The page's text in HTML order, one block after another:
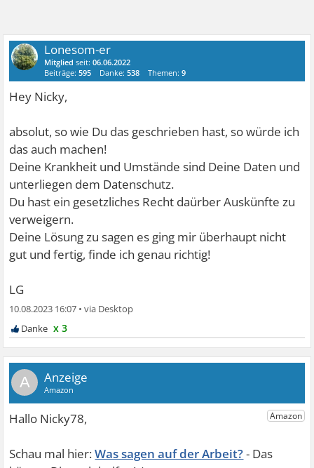
Lonesom-er
Mitglied seit:06.06.2022
Beiträge:595 Danke:538 Themen:9
Hey Nicky,
absolut, so wie Du das geschrieben hast, so würde ich
das auch machen!
Deine Krankheit und Umstände sind Deine Daten und
unterliegen dem Datenschutz.
Du hast ein gesetzliches Recht daürber Auskünfte zu
verweigern.
Deine Lösung zu sagen es ging mir überhaupt nicht
gut und fertig, finde ich genau richtig!
LG
10.08.2023 16:07 •
x 3
A
Was sagen auf der Arbeit?